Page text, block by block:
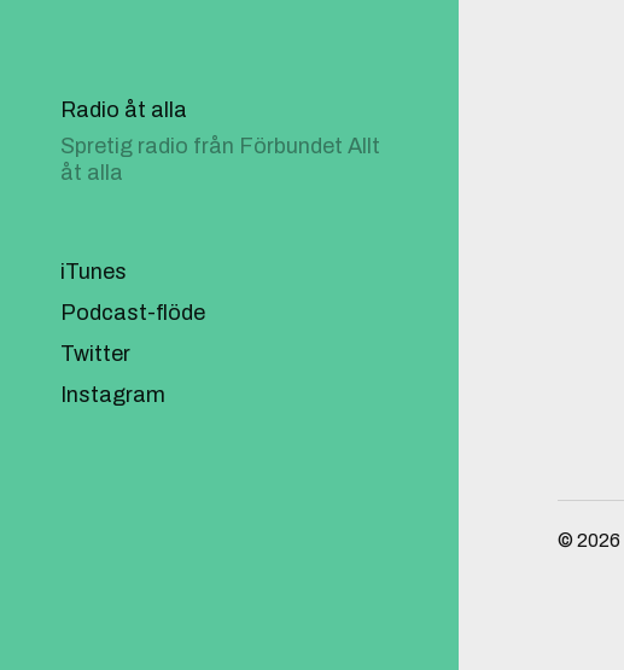
Radio åt alla
Spretig radio från Förbundet Allt
åt alla
iTunes
Podcast-flöde
Twitter
Instagram
© 2026